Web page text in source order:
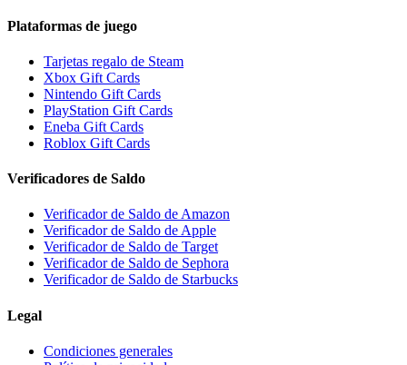
Plataformas de juego
Tarjetas regalo de Steam
Xbox Gift Cards
Nintendo Gift Cards
PlayStation Gift Cards
Eneba Gift Cards
Roblox Gift Cards
Verificadores de Saldo
Verificador de Saldo de Amazon
Verificador de Saldo de Apple
Verificador de Saldo de Target
Verificador de Saldo de Sephora
Verificador de Saldo de Starbucks
Legal
Condiciones generales